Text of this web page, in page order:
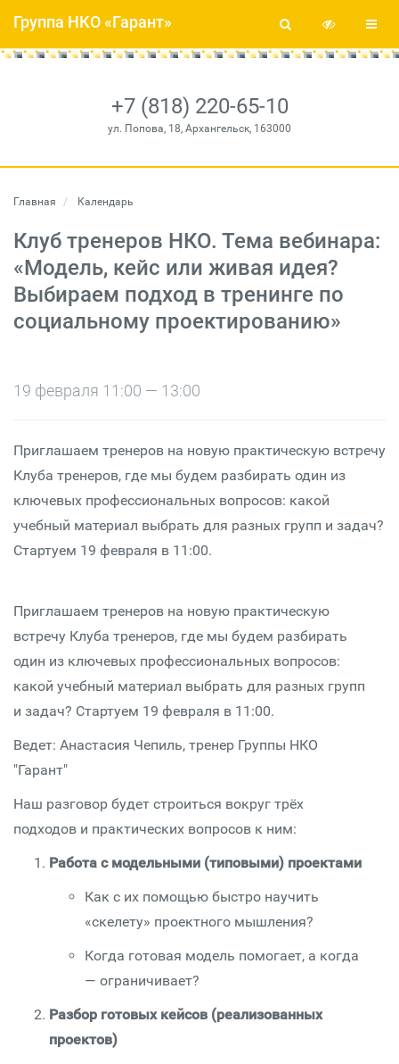
+7 (818) 220-65-10
ул. Попова, 18, Архангельск, 163000
Группа НКО «Гарант»
Главная Календарь
Клуб тренеров НКО. Тема вебинара:
«Модель, кейс или живая идея?
Выбираем подход в тренинге по
социальному проектированию»
19 февраля 11:00 — 13:00
Приглашаем тренеров на новую практическую встречу
Клуба тренеров, где мы будем разбирать один из
ключевых профессиональных вопросов: какой
учебный материал выбрать для разных групп и задач?
Стартуем 19 февраля в 11:00.
Приглашаем тренеров на новую практическую
встречу Клуба тренеров, где мы будем разбирать
один из ключевых профессиональных вопросов:
какой учебный материал выбрать для разных групп
и задач? Стартуем 19 февраля в 11:00.
Ведет: Анастасия Чепиль, тренер Группы НКО
"Гарант"
Наш разговор будет строиться вокруг трёх
подходов и практических вопросов к ним:
Работа с модельными (типовыми) проектами
Как с их помощью быстро научить
«скелету» проектного мышления?
Когда готовая модель помогает, а когда
— ограничивает?
Разбор готовых кейсов (реализованных
проектов)